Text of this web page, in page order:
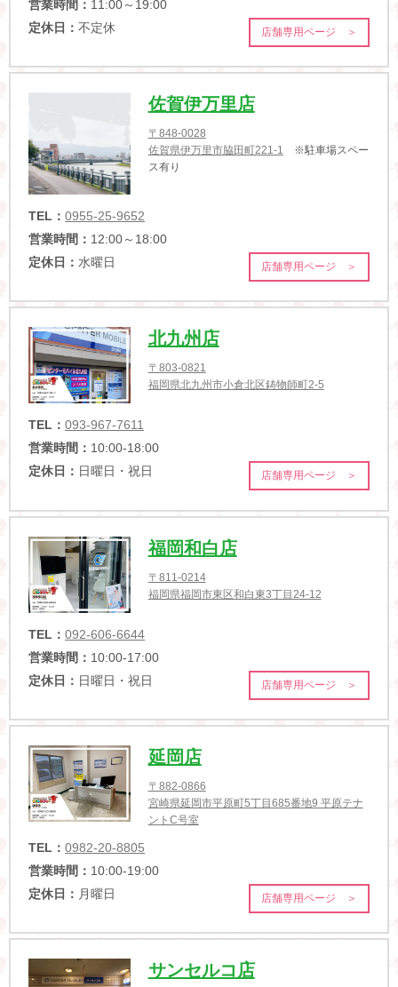
営業時間： 11:00～19:00
定休日： 不定休 店舗専用ページ ＞
佐賀伊万里店
〒848-0028
佐賀県伊万里市脇田町221-1
※駐車場スペー
ス有り
TEL： 0955-25-9652
営業時間： 12:00～18:00
定休日： 水曜日 店舗専用ページ ＞
北九州店
〒803-0821
福岡県北九州市小倉北区鋳物師町2-5
TEL： 093-967-7611
営業時間： 10:00-18:00
定休日： 日曜日・祝日 店舗専用ページ ＞
福岡和白店
〒811-0214
福岡県福岡市東区和白東3丁目24-12
TEL： 092-606-6644
営業時間： 10:00-17:00
定休日： 日曜日・祝日 店舗専用ページ ＞
延岡店
〒882-0866
宮崎県延岡市平原町5丁目685番地9 平原テナ
ントC号室
TEL： 0982-20-8805
営業時間： 10:00-19:00
定休日： 月曜日 店舗専用ページ ＞
サンセルコ店